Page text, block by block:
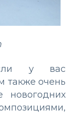
у вас
также очень